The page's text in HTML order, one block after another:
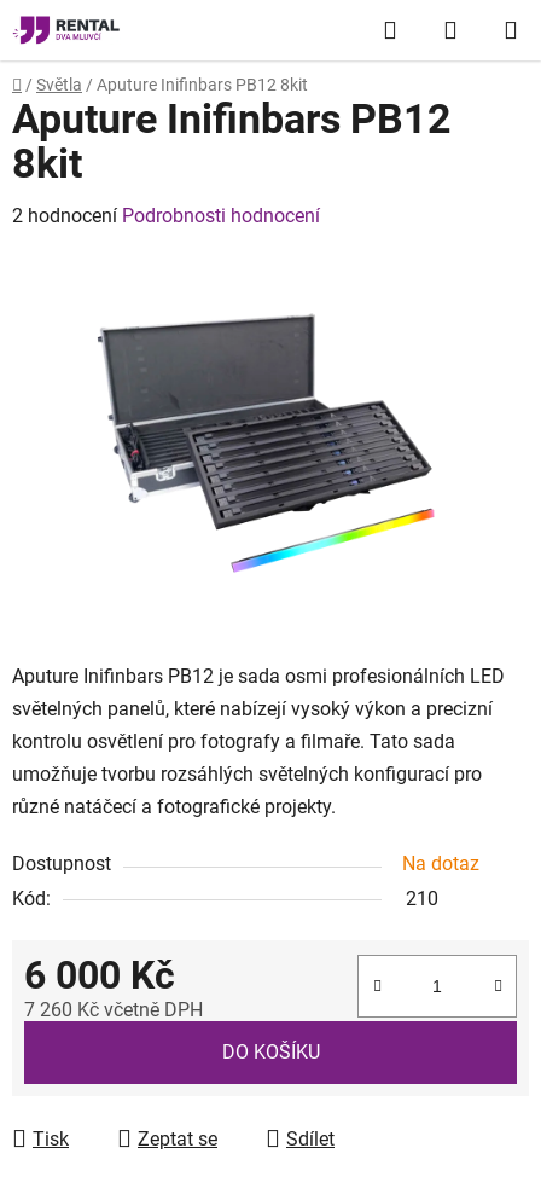
Přejít
na
obsah
Hledat
KOŠÍK
Domů
/ Světla / Aputure Inifinbars PB12 8kit
Aputure Inifinbars PB12 je sada osmi profesionálních LED
světelných panelů, které nabízejí vysoký výkon a precizní
kontrolu osvětlení pro fotografy a filmaře. Tato sada
umožňuje tvorbu rozsáhlých světelných konfigurací pro
různé natáčecí a fotografické projekty.
Dostupnost
Na dotaz
Kód:
210
6 000 Kč
7 260 Kč včetně DPH
DO KOŠÍKU
Tisk Zeptat se Sdílet
Aputure Inifinbars PB12
8kit
Průměrné
2 hodnocení Podrobnosti hodnocení